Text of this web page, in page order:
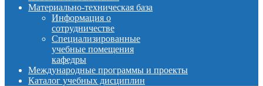
Материально-техническая база
Информация о
сотрудничестве
Специализированные
учебные помещения
кафедры
Международные программы и проекты
Каталог учебных дисциплин